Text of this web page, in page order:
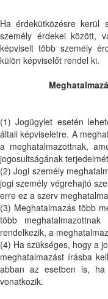
Ha érdekütközésre kerül
személy érdekei között,
képviselt több személy
külön képviselőt rendel ki.
(1) Jogügylet esetén
általi képviseletre. A
a meghatalmazottnak,
jogosultságának
(2) Jogi személy
jogi személy végrehajtó
erre ez a szerv
(3) Meghatalmazás több
több
rendelkezik, a
(4) Ha szükséges, hogy a
meghatalmazást írásba
abban az esetben is,
vonatkozik.